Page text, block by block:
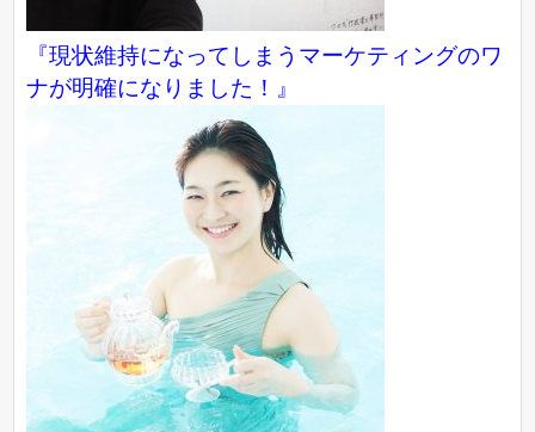
『現状維持になってしまうマーケティングのワ
ナが明確になりました！』